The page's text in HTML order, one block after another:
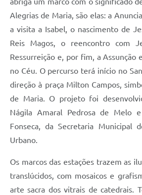
Alegrias de Maria, são elas: a
a visita a Isabel, o nascimento de
Reis Magos, o reencontro com
Ressurreição e, por fim, a Assunção
no Céu. O percurso terá início no
direção à praça Milton Campos,
de Maria. O projeto foi
Nágila Amaral Pedrosa de Melo
Fonseca, da Secretaria Municipal
Urbano.
Os marcos das estações trazem as
translúcidos, com mosaicos e
arte sacra dos vitrais de catedrais.